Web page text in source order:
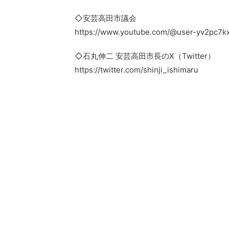
◇安芸高田市議会
https://www.youtube.com/@user-
◇石丸伸二 安芸高田市長のX（Twitter）
https://twitter.com/shinji_ishimaru